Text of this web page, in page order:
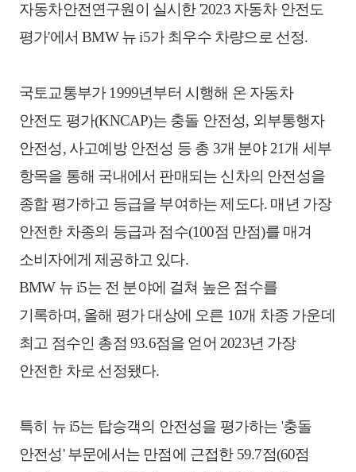
자동차안전연구원이 실시한'2023 자동차 안전도
평가'에서 BMW뉴 i5가 최우수 차량으로 선정.
국토교통부가 1999년부터 시행해 온 자동차
안전도 평가(KNCAP)는 충돌 안전성, 외부통행자
안전성, 사고예방 안전성 등 총 3개 분야21개 세부
항목을 통해 국내에서 판매되는 신차의 안전성을
종합 평가하고 등급을 부여하는 제도다. 매년 가장
안전한 차종의 등급과 점수(100점 만점)를 매겨
소비자에게 제공하고 있다.
BMW 뉴i5는 전 분야에 걸쳐 높은 점수를
기록하며, 올해 평가 대상에 오른 10개 차종 가운데
최고 점수인 총점 93.6점을 얻어 2023년 가장
안전한 차로 선정됐다.
특히 뉴i5는 탑승객의 안전성을 평가하는 '충돌
안전성'부문에서는 만점에 근접한59.7점(60점